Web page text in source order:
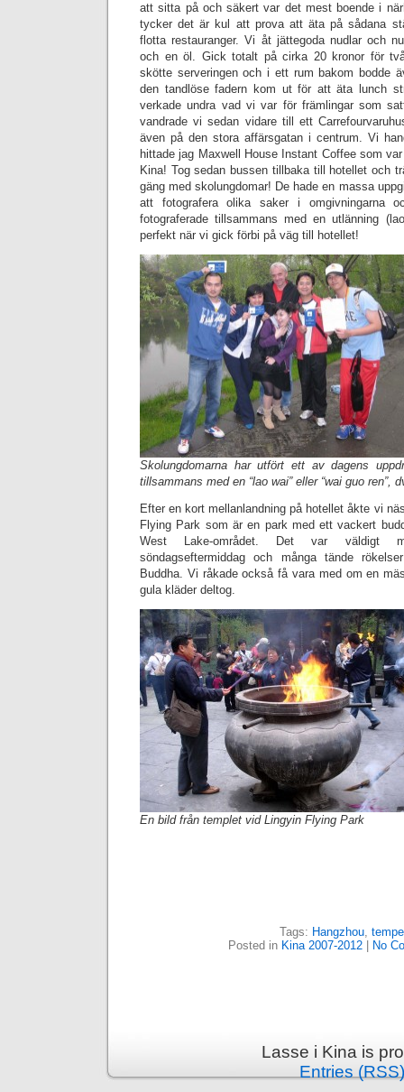
att sitta på och säkert var det mest boende i
tycker det är kul att prova att äta på sådana
flotta restauranger. Vi åt jättegoda nudlar och
och en öl. Gick totalt på cirka 20 kronor för
skötte serveringen och i ett rum bakom bodde
den tandlöse fadern kom ut för att äta lunch
verkade undra vad vi var för främlingar som
vandrade vi sedan vidare till ett
även på den stora affärsgatan i centrum. Vi
hittade jag Maxwell House Instant Coffee som
Kina! Tog sedan bussen tillbaka till hotellet och
gäng med skolungdomar! De hade en massa
att fotografera olika saker i omgivningarna
fotograferade tillsammans med en utlänning
perfekt när vi gick förbi på väg till hotellet!
Skolungdomarna har utfört ett av dagens
tillsammans med en “lao wai” eller “wai guo ren”,
Efter en kort mellanlandning på hotellet åkte vi
Flying Park som är en park med ett vackert
West Lake-området. Det var väldigt
söndagseftermiddag och många tände
Buddha. Vi råkade också få vara med om en
gula kläder deltog.
En bild från templet vid Lingyin Flying Park
Tags: Hangzhou,
Posted in Kina 2007-2012 No
Lasse i Kina is
Entries (RSS)